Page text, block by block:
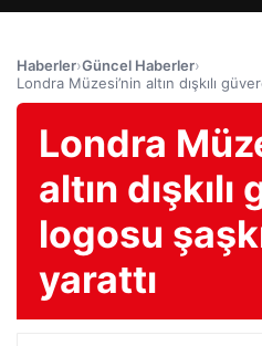
Haberler›Güncel Haberler›
Londra Müzesi’nin altın dışkılı
Londra
altın
logosu
yarattı